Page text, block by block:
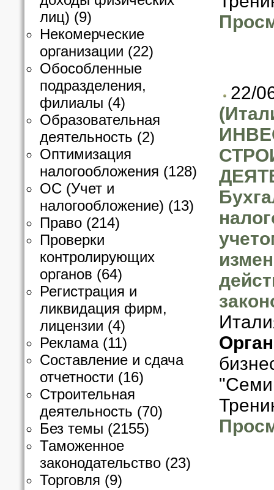
лиц) (9)
Некомерческие
организации (22)
Обособленные
подразделения,
филиалы (4)
Образовательная
деятельность (2)
Оптимизация
налогообложения (128)
ОС (Учет и
налогообложение) (13)
Право (214)
Проверки
контролирующих
органов (64)
Регистрация и
ликвидация фирм,
лицензии (4)
Реклама(11)
Составление и сдача
отчетности (16)
Строительная
деятельность (70)
Без темы (2155)
Таможенное
законодательство (23)
Торговля (9)
22/